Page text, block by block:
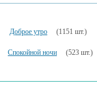
Доброе утро (1151 шт.)
Спокойной ночи (523 шт.)